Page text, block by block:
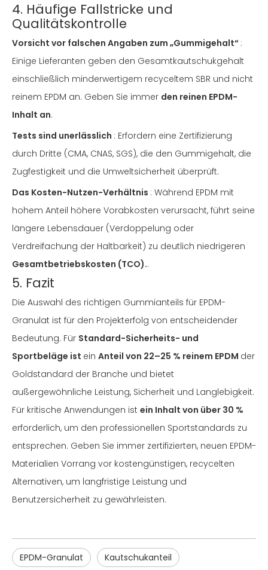
4. Häufige Fallstricke und
Qualitätskontrolle
Vorsicht vor falschen Angaben zum „Gummigehalt“ :
Einige Lieferanten geben den Gesamtkautschukgehalt
einschließlich minderwertigem recyceltem SBR und nicht
reinem EPDM an. Geben Sie immer den reinen EPDM-
Inhalt an.
Tests sind unerlässlich : Erfordern eine Zertifizierung
durch Dritte (CMA, CNAS, SGS), die den Gummigehalt, die
Zugfestigkeit und die Umweltsicherheit überprüft.
Das Kosten-Nutzen-Verhältnis : Während EPDM mit
hohem Anteil höhere Vorabkosten verursacht, führt seine
längere Lebensdauer (Verdoppelung oder
Verdreifachung der Haltbarkeit) zu deutlich niedrigeren
Gesamtbetriebskosten (TCO)..
5. Fazit
Die Auswahl des richtigen Gummianteils für EPDM-
Granulat ist für den Projekterfolg von entscheidender
Bedeutung. Für Standard-Sicherheits- und
Sportbeläge ist ein Anteil von 22–25 % reinem EPDM der
Goldstandard der Branche und bietet
außergewöhnliche Leistung, Sicherheit und Langlebigkeit.
Für kritische Anwendungen ist ein Inhalt von über 30 %
erforderlich, um den professionellen Sportstandards zu
entsprechen. Geben Sie immer zertifizierten, neuen EPDM-
Materialien Vorrang vor kostengünstigen, recycelten
Alternativen, um langfristige Leistung und
Benutzersicherheit zu gewährleisten.
EPDM-Granulat Kautschukanteil